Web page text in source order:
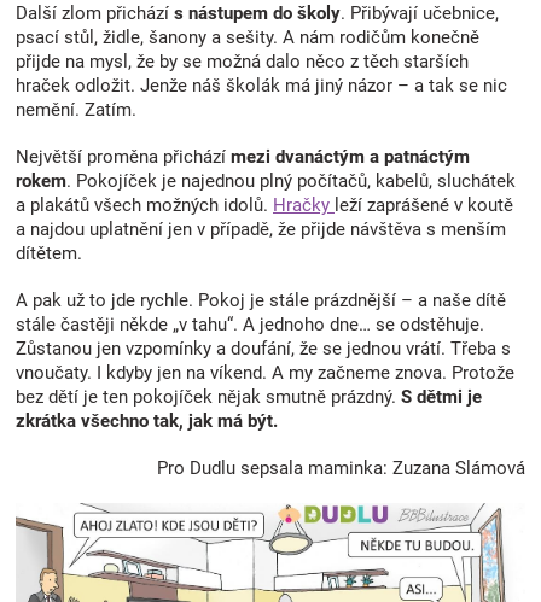
Další zlom přichází s nástupem do školy. Přibývají učebnice,
psací stůl, židle, šanony a sešity. A nám rodičům konečně
přijde na mysl, že by se možná dalo něco z těch starších
hraček odložit. Jenže náš školák má jiný názor – a tak se nic
nemění. Zatím.
Největší proměna přichází mezi dvanáctým a patnáctým
rokem. Pokojíček je najednou plný počítačů, kabelů, sluchátek
a plakátů všech možných idolů. Hračky leží zaprášené v koutě
a najdou uplatnění jen v případě, že přijde návštěva s menším
dítětem.
A pak už to jde rychle. Pokoj je stále prázdnější – a naše dítě
stále častěji někde „v tahu“. A jednoho dne… se odstěhuje.
Zůstanou jen vzpomínky a doufání, že se jednou vrátí. Třeba s
vnoučaty. I kdyby jen na víkend. A my začneme znova. Protože
bez dětí je ten pokojíček nějak smutně prázdný. S dětmi je
zkrátka všechno tak, jak má být.
Pro Dudlu sepsala maminka: Zuzana Slámová